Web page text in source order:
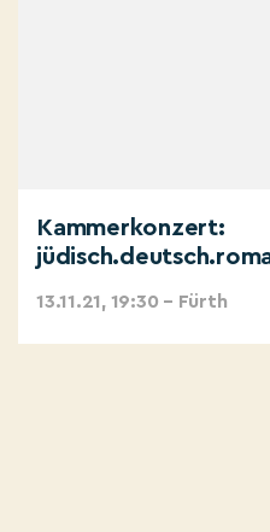
Kammerkonzert:
13.11.21, 19:30 – Fürth